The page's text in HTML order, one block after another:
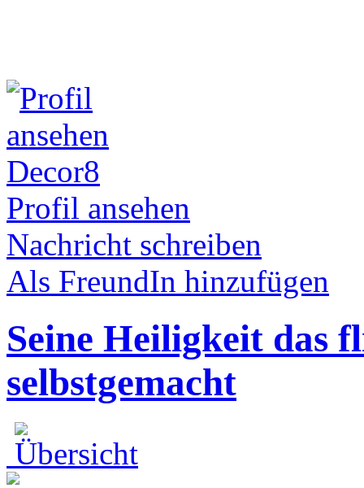
Decor8
Profil ansehen
Nachricht schreiben
Als FreundIn hinzufügen
Seine Heiligkeit das
selbstgemacht